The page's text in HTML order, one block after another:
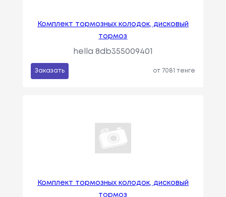
Комплект тормозных колодок, дисковый
тормоз
hella 8db355009401
Заказать от 7081 тенге
Комплект тормозных колодок, дисковый
тормоз